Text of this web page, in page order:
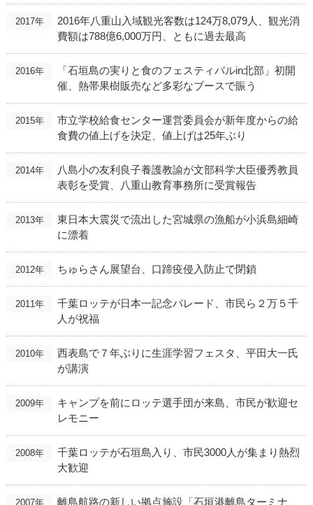
2017年
2016年八重山入域観光客数は124万8,079人、観光消
費額は788億6,000万円、ともに過去最高
2016年
「石垣島の実りと食のフェスティバルin北部」初開
催、熱帯果樹販売など多彩なブースで賑う
2015年
市立学校給食センター運営委員会が新年度からの給
食費の値上げを決定、値上げは25年ぶり
2014年
八島小の友利良子養護教諭が文部科学大臣優秀教員
表彰を受賞、八重山教育事務所に受賞報告
2013年
東日本大震災で流出した宮城県の漁船が小浜島細崎
に漂着
2012年 ちゅらさん展望台、口蹄疫侵入防止で閉鎖
2011年
千葉ロッテが日本一記念パレード、市民ら２万５千
人が祝福
2010年
西表島で７年ぶりに生涯学習フェスタ、平田大一氏
が講演
2009年
キャンプを前にロッテ選手団が来島、市民が歓迎セ
レモニー
2008年
千葉ロッテが石垣島入り、市民3000人が集まり熱烈
大歓迎
2007年 離島航路の新しい拠点施設「石垣港離島ターミナ